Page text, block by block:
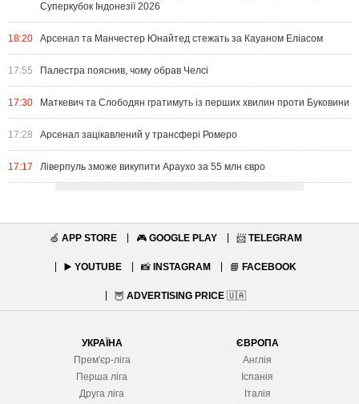
Суперкубок Індонезії 2026
18:20 Арсенал та Манчестер Юнайтед стежать за Кауаном Еліасом
17:55 Палестра пояснив, чому обрав Челсі
17:30 Маткевич та Слободян гратимуть із перших хвилин проти Буковини
17:28 Арсенал зацікавлений у трансфері Ромеро
17:17 Ліверпуль зможе викупити Араухо за 55 млн євро
🍏 APP STORE 🎮 GOOGLE PLAY 📨 TELEGRAM
▶️ YOUTUBE 📸 INSTAGRAM 📘 FACEBOOK
🦉 ADVERTISING PRICE 🇺🇦
УКРАЇНА
Прем'єр-ліга
Перша ліга
Друга ліга
ЄВРОПА
Англія
Іспанія
Італія